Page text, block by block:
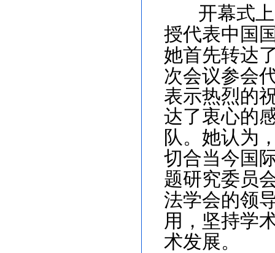
开幕式
授代表中国
她首先转达
次会议参会
表示热烈的
达了衷心的
队。她认为
切合当今国
题研究委员
法学会的领
用，坚持学
术发展。